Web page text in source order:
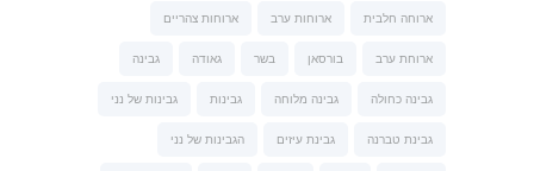
ארוחה חלבית ארוחות ערב ארוחות צהריים
ארוחת ערב בורסאן בשר גאודה גבינה
גבינה כחולה גבינה מלוחה גבינות גבינות של נני
גבינת טברנה גבינת עיזים הגבינות של נני